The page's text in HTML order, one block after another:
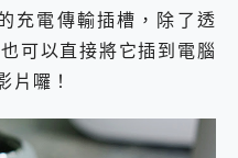
充電傳輸插槽，除了透
可以直接將它插到電腦
片囉！